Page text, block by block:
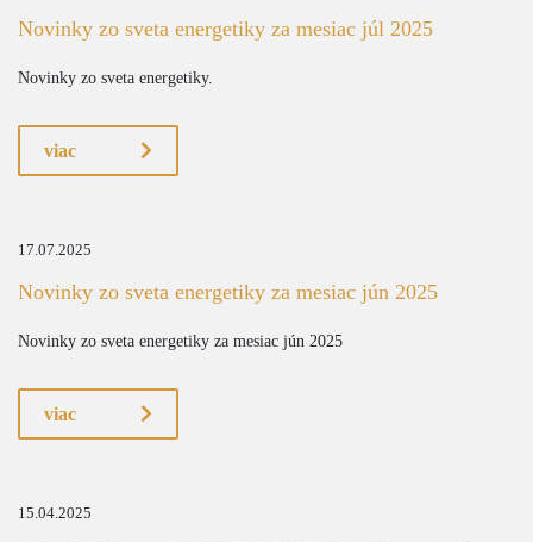
Novinky zo sveta energetiky za mesiac júl 2025
Novinky zo sveta energetiky.
viac
17.07.2025
Novinky zo sveta energetiky za mesiac jún 2025
Novinky zo sveta energetiky za mesiac jún 2025
viac
15.04.2025